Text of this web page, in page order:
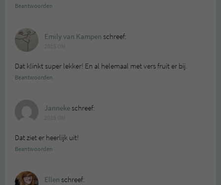
Beantwoorden
Emily van Kampen schreef:
Dat klinkt super lekker! En al helemaal met vers fruit er bij.
Beantwoorden
Jannekeschreef:
Dat ziet er heerlijk uit!
Beantwoorden
Ellen schreef: